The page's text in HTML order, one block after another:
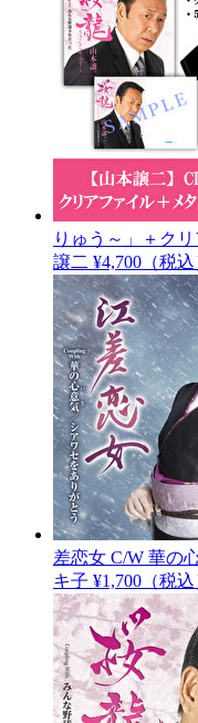
りゅう～」＋ク
譲二 ¥4,700（税込
差恋女 C/W 華の
キ子 ¥1,700（税込